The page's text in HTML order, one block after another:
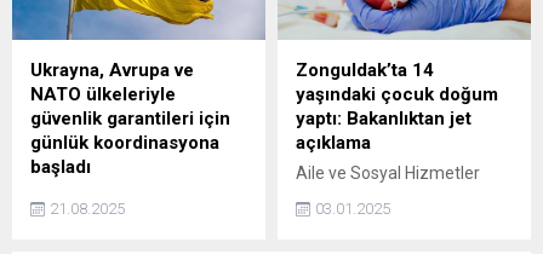
çekilmeli' gibi önerilerde
bulundu.
Ukrayna, Avrupa ve
NATO ülkeleriyle
güvenlik garantileri için
günlük koordinasyona
başladı
Ukrayna Devlet Başkanlığı
Ofisi Başkanı Andriy
21.08.2025
Zonguldak’ta 14
yaşındaki çocuk doğum
yaptı: Bakanlıktan jet
açıklama
Aile ve Sosyal Hizmetler
Bakanlığı, Zonguldak'ta 14
yaşında bir kız çocuğunun
03.01.2025